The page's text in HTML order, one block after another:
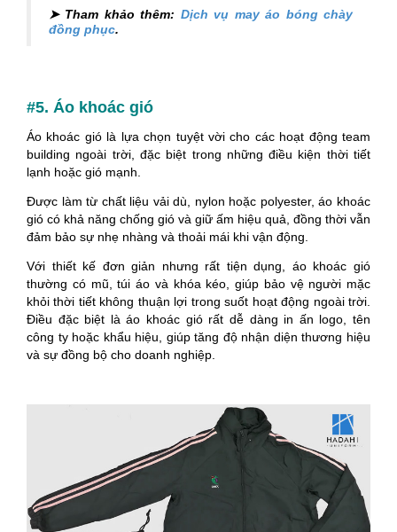
➤ Tham khảo thêm: Dịch vụ may áo bóng chày
đồng phục.
#5. Áo khoác gió
Áo khoác gió là lựa chọn tuyệt vời cho các hoạt động team
building ngoài trời, đặc biệt trong những điều kiện thời tiết
lạnh hoặc gió mạnh.
Được làm từ chất liệu vải dù, nylon hoặc polyester, áo khoác
gió có khả năng chống gió và giữ ấm hiệu quả, đồng thời vẫn
đảm bảo sự nhẹ nhàng và thoải mái khi vận động.
Với thiết kế đơn giản nhưng rất tiện dụng, áo khoác gió
thường có mũ, túi áo và khóa kéo, giúp bảo vệ người mặc
khỏi thời tiết không thuận lợi trong suốt hoạt động ngoài trời.
Điều đặc biệt là áo khoác gió rất dễ dàng in ấn logo, tên
công ty hoặc khẩu hiệu, giúp tăng độ nhận diện thương hiệu
và sự đồng bộ cho doanh nghiệp.